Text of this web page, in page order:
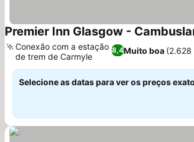
Premier Inn Glasgow -
8,4Muito boa (2.628
Conexão com a estação
de trem de Carmyle
Selecione as datas para ver os preços